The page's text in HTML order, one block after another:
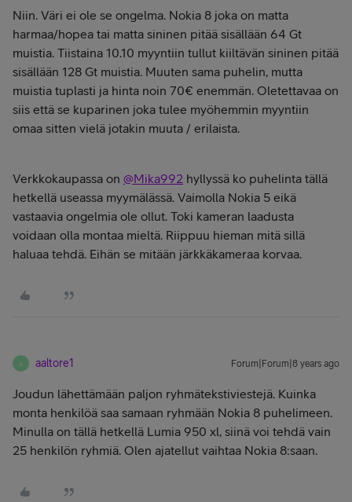
Niin. Väri ei ole se ongelma. Nokia 8 joka on matta
harmaa/hopea tai matta sininen pitää sisällään 64 Gt
muistia. Tiistaina 10.10 myyntiin tullut kiiltävän sininen pitää
sisällään 128 Gt muistia. Muuten sama puhelin, mutta
muistia tuplasti ja hinta noin 70€ enemmän. Oletettavaa on
siis että se kuparinen joka tulee myöhemmin myyntiin
omaa sitten vielä jotakin muuta / erilaista.
Verkkokaupassa on @Mika992 hyllyssä ko puhelinta tällä
hetkellä useassa myymälässä. Vaimolla Nokia 5 eikä
vastaavia ongelmia ole ollut. Toki kameran laadusta
voidaan olla montaa mieltä. Riippuu hieman mitä sillä
haluaa tehdä. Eihän se mitään järkkäkameraa korvaa.
A aaltore1 Forum|Forum|8 years ago
Joudun lähettämään paljon ryhmätekstiviestejä. Kuinka
monta henkilöä saa samaan ryhmään Nokia 8 puhelimeen.
Minulla on tällä hetkellä Lumia 950 xl, siinä voi tehdä vain
25 henkilön ryhmiä. Olen ajatellut vaihtaa Nokia 8:saan.